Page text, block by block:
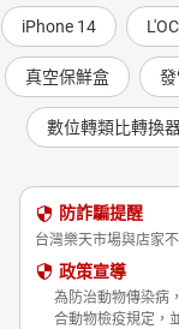
iPhone 14
真空保鮮盒
數位轉類比轉換
防詐騙提醒
台灣樂天市場與店家
政策宣導
為防治動物傳染病
合動物檢疫規定，